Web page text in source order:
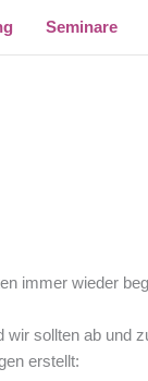
Seminare
immer wieder
sollten ab und
erstellt: